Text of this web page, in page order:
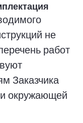
не
работ
Заказчика
окружающей